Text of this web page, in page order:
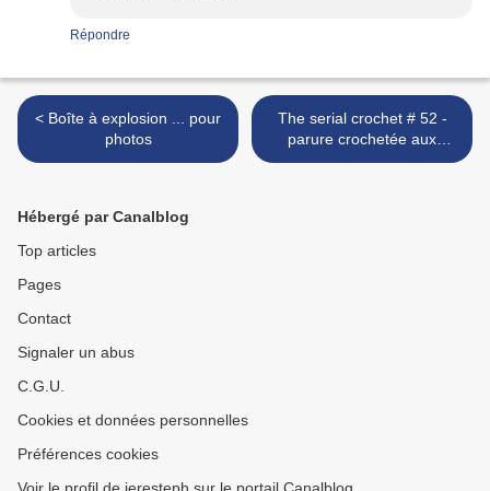
Répondre
< Boîte à explosion ... pour
photos
The serial crochet # 52 -
parure crochetée aux
couleurs de l'automne >
Hébergé par Canalblog
Top articles
Pages
Contact
Signaler un abus
C.G.U.
Cookies et données personnelles
Préférences cookies